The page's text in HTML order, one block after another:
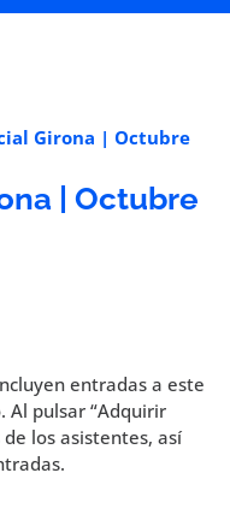
Girona | Octubre
| Octubre
entradas a este
Al pulsar “Adquirir
los asistentes, así